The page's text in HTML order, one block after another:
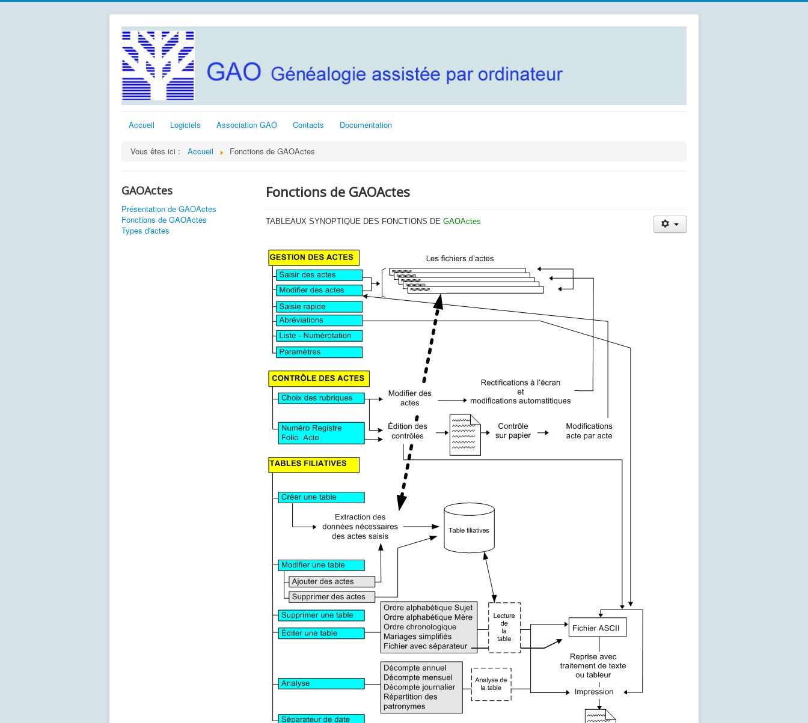
Accueil Logiciels Association GAO Contacts Documentation
Vous êtes ici : Accueil Fonctions de GAOActes
GAOActes
Présentation de GAOActes
Fonctions de GAOActes
Types d'actes
Fonctions de GAOActes
TABLEAUX SYNOPTIQUE DES FONCTIONS DE GAOActes